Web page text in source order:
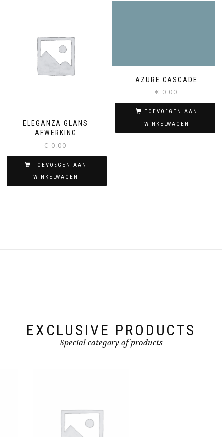
ELEGANZA GLANS
AFWERKING
€ 0,00
TOEVOEGEN AAN
WINKELWAGEN
AZURE CASCADE
€ 0,00
TOEVOEGEN AAN
WINKELWAGEN
EXCLUSIVE PRODUCTS
Special category of products